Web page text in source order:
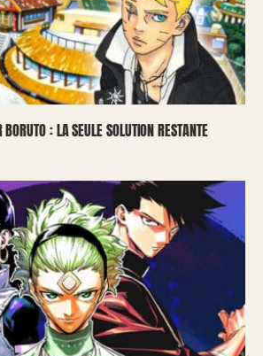
: LA SEULE SOLUTION RESTANTE